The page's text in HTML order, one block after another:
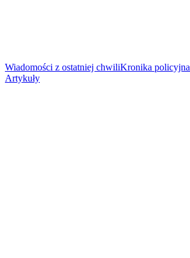
Wiadomości z ostatniej chwiliKronika policyjna
Artykuły